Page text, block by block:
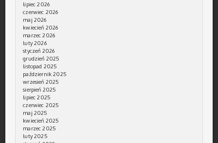
lipiec 2026
czerwiec 2026
maj 2026
kwiecień 2026
marzec 2026
luty 2026
styczeń 2026
grudzień 2025
listopad 2025
październik 2025
wrzesień 2025
sierpień 2025
lipiec 2025
czerwiec 2025
maj 2025
kwiecień 2025
marzec 2025
luty 2025